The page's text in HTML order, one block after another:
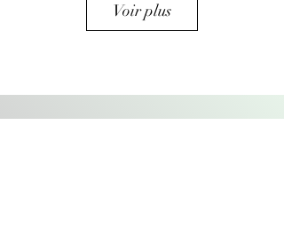
Voir plus